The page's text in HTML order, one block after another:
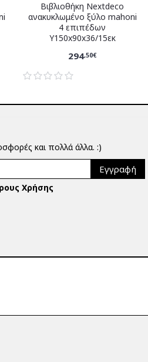
Βιβλιοθήκη Nextdeco
ανακυκλωμένο ξύλο mahoni
4 επιπέδων
Υ150x90x36/15εκ
294,50€
και πολλά άλλα. :)
Εγγραφή
Χρήσης